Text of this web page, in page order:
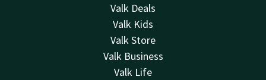
Valk Deals
Valk Kids
Valk Store
Valk Business
Valk Life